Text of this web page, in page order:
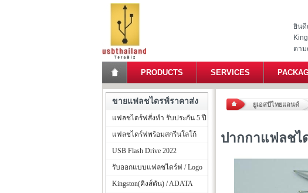
ยินดี
ตาม
PRODUCTS SERVICES
ยูเอสบีไทยแลนด์
ปากกาแฟลชไ
ขายแฟลชไดรฟ์ราคาส่ง
แฟลชไดร์ฟสั่งทำ รับประกัน 5 ปี
แฟลชไดร์ฟพร้อมสกรีนโลโก้
USB Flash Drive 2022
รับออกแบบแฟลชไดร์ฟ / Logo
Kingston(คิงส์ตัน) / ADATA